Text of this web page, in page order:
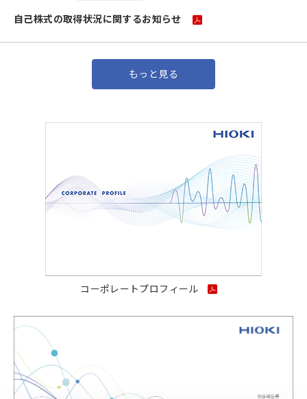
自己株式の取得状況に関するお知らせ
もっと見る
コーポレートプロフィール